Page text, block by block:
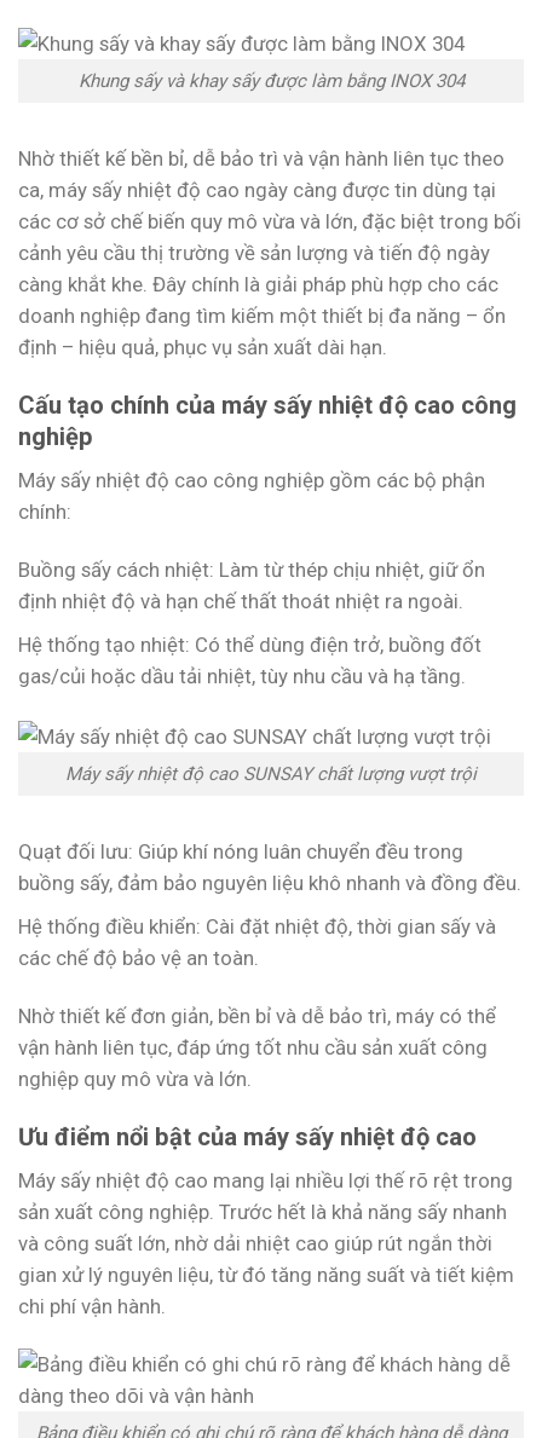
Khung sấy và khay sấy được làm bằng INOX 304
Nhờ thiết kế bền bỉ, dễ bảo trì và vận hành liên tục theo
ca, máy sấy nhiệt độ cao ngày càng được tin dùng tại
các cơ sở chế biến quy mô vừa và lớn, đặc biệt trong bối
cảnh yêu cầu thị trường về sản lượng và tiến độ ngày
càng khắt khe. Đây chính là giải pháp phù hợp cho các
doanh nghiệp đang tìm kiếm một thiết bị đa năng – ổn
định – hiệu quả, phục vụ sản xuất dài hạn.
Cấu tạo chính của máy sấy nhiệt độ cao công
nghiệp
Máy sấy nhiệt độ cao công nghiệp gồm các bộ phận
chính:
Buồng sấy cách nhiệt: Làm từ thép chịu nhiệt, giữ ổn
định nhiệt độ và hạn chế thất thoát nhiệt ra ngoài.
Hệ thống tạo nhiệt: Có thể dùng điện trở, buồng đốt
gas/củi hoặc dầu tải nhiệt, tùy nhu cầu và hạ tầng.
Máy sấy nhiệt độ cao SUNSAY chất lượng vượt trội
Quạt đối lưu: Giúp khí nóng luân chuyển đều trong
buồng sấy, đảm bảo nguyên liệu khô nhanh và đồng đều.
Hệ thống điều khiển: Cài đặt nhiệt độ, thời gian sấy và
các chế độ bảo vệ an toàn.
Nhờ thiết kế đơn giản, bền bỉ và dễ bảo trì, máy có thể
vận hành liên tục, đáp ứng tốt nhu cầu sản xuất công
nghiệp quy mô vừa và lớn.
Ưu điểm nổi bật của máy sấy nhiệt độ cao
Máy sấy nhiệt độ cao mang lại nhiều lợi thế rõ rệt trong
sản xuất công nghiệp. Trước hết là khả năng sấy nhanh
và công suất lớn, nhờ dải nhiệt cao giúp rút ngắn thời
gian xử lý nguyên liệu, từ đó tăng năng suất và tiết kiệm
chi phí vận hành.
Bảng điều khiển có ghi chú rõ ràng để khách hàng dễ dàng